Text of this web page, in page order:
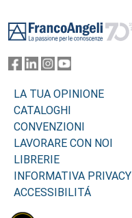
LA TUA OPINIONE
CATALOGHI
CONVENZIONI
LAVORARE CON NOI
LIBRERIE
INFORMATIVA PRIVACY
ACCESSIBILITÁ